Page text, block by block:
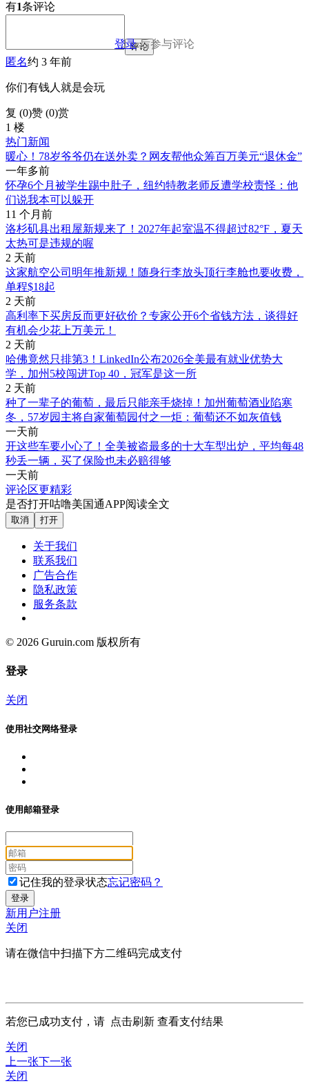
有1条评论
登录后参与评论
评论
匿名约 3 年前
你们有钱人就是会玩
复 (0)赞 (0)赏
1 楼
热门新闻
暖心！78岁爷爷仍在送外卖？网友帮他众筹百万美元“退休金”
一年多前
怀孕6个月被学生踢中肚子，纽约特教老师反遭学校责怪：他
们说我本可以躲开
11 个月前
洛杉矶县出租屋新规来了！2027年起室温不得超过82°F，夏天
太热可是违规的喔
2 天前
这家航空公司明年推新规！随身行李放头顶行李舱也要收费，
单程$18起
2 天前
高利率下买房反而更好砍价？专家公开6个省钱方法，谈得好
有机会少花上万美元！
2 天前
哈佛竟然只排第3！LinkedIn公布2026全美最有就业优势大
学，加州5校闯进Top 40，冠军是这一所
2 天前
种了一辈子的葡萄，最后只能亲手烧掉！加州葡萄酒业陷寒
冬，57岁园主将自家葡萄园付之一炬：葡萄还不如灰值钱
一天前
开这些车要小心了！全美被盗最多的十大车型出炉，平均每48
秒丢一辆，买了保险也未必赔得够
一天前
评论区更精彩
是否打开咕噜美国通APP阅读全文
取消 打开
关于我们
联系我们
广告合作
隐私政策
服务条款
© 2026 Guruin.com 版权所有
登录
关闭
使用社交网络登录
使用邮箱登录
记住我的登录状态忘记密码？
新用户注册
关闭
请在微信中扫描下方二维码完成支付
若您已成功支付，请 点击刷新 查看支付结果
关闭
上一张下一张
关闭